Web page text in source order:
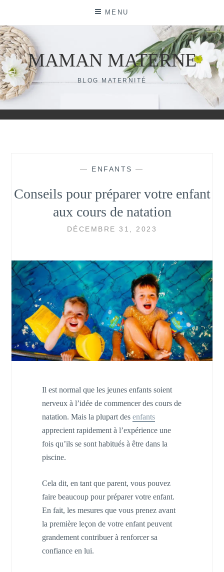
content
MENU
MAMAN MATERNE
BLOG MATERNITÉ
— ENFANTS —
Conseils pour préparer votre enfant
aux cours de natation
DÉCEMBRE 31, 2023
Il est normal que les jeunes enfants soient
nerveux à l’idée de commencer des cours de
natation. Mais la plupart des enfants
apprecient rapidement à l’expérience une
fois qu’ils se sont habitués à être dans la
piscine.
Cela dit, en tant que parent, vous pouvez
faire beaucoup pour préparer votre enfant.
En fait, les mesures que vous prenez avant
la première leçon de votre enfant peuvent
grandement contribuer à renforcer sa
confiance en lui.